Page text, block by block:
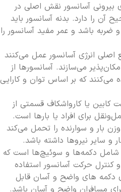
بیرونی آسانسور نقش اصلی در
آن را دارد. بدنه آسانسور باید
ضربه باشد و عمر مفید آسانسور را
اصلی انرژی آسانسور عمل می‌کنند
می‌سازند. آسانسورها از
می‌کنند که بر اساس توان و کارایی
کابین یا کارواشکاف قسمتی از
برای افراد یا بارها است.
بار و سوارنده را تحمل می‌کند
و سایر نیروها داشته باشد.
دکمه‌ها و سوئیچ‌ها است که
کنترل حرکت آسانسور استفاده
دکمه های واضح و آسان قابل